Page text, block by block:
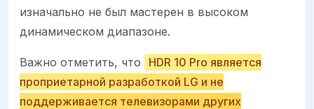
изначально не был мастерен в высоком
динамическом диапазоне.
Важно отметить, что
HDR 10 Pro является
проприетарной разработкой LG и не
поддерживается телевизорами других